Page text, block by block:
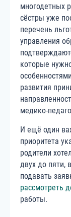
многодетных
сёстры уже
перечень
управления
которые
развития
медико-
И ещё один
приоритета
родители
двух до пяти,
подавать
рассмотреть
работы.